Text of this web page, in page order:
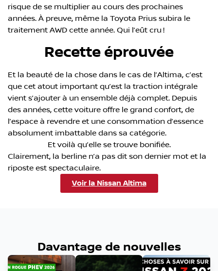
risque de se multiplier au cours des prochaines
années. À preuve, même la Toyota Prius subira le
traitement AWD cette année. Qui l’eût cru !
Recette éprouvée
Et la beauté de la chose dans le cas de l’Altima, c’est
que cet atout important qu’est la traction intégrale
vient s’ajouter à un ensemble déjà complet. Depuis
des années, cette voiture offre le grand confort, de
l’espace à revendre et une consommation d’essence
absolument imbattable dans sa catégorie.
Et voilà qu’elle se trouve bonifiée.
Clairement, la berline n’a pas dit son dernier mot et la
riposte est spectaculaire.
Voir la Nissan Altima
Davantage de nouvelles